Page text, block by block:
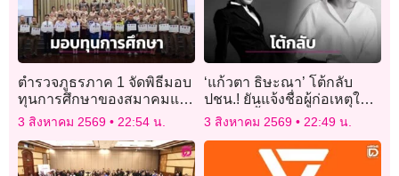
ตำรวจภูธรภาค 1 จัดพิธีมอบ
ทุนการศึกษาของสมาคมแม่
บ้านตำรวจ ประจำปี 2569
3 สิงหาคม 2569 22:54 น.
‘แก้วตา ธิษะณา’ โต้กลับ
ปชน.! ยันแจ้งชื่อผู้ก่อเหตุใน
24 ชม. ชี้ระบบพรรคบกพร่อง
3 สิงหาคม 2569 22:49 น.